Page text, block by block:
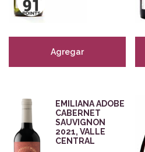
Agregar
EMILIANA ADOBE
CABERNET
SAUVIGNON
2021, VALLE
CENTRAL